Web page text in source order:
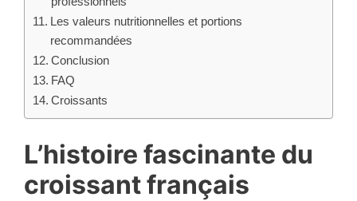
Les valeurs nutritionnelles et portions
recommandées
Conclusion
FAQ
Croissants
L’histoire fascinante du
croissant français